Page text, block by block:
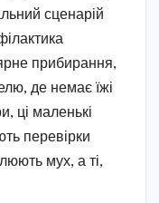
сценарій
прибирання,
де немає їжі
ці маленькі
перевірки
мух, а ті,